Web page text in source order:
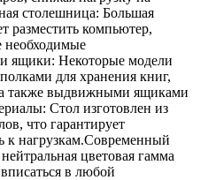
столешница: Большая
разместить компьютер,
необходимые
ящики: Некоторые модели
для хранения книг,
также выдвижными ящиками
Стол изготовлен из
что гарантирует
к нагрузкам.Современный
цветовая гамма
в любой